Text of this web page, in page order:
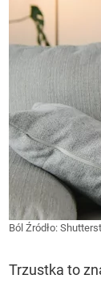
Ból Źródło:
Trzustka to